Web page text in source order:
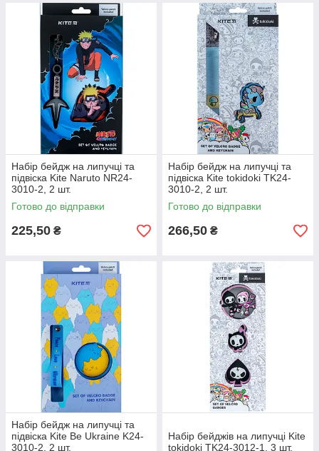
Набір бейдж на липучці та
підвіска Kite Naruto NR24-
3010-2, 2 шт.
Готово до відправки
225,50 ₴
Набір бейдж на липучці та
підвіска Kite tokidoki TK24-
3010-2, 2 шт.
Готово до відправки
266,50 ₴
Набір бейдж на липучці та
підвіска Kite Be Ukraine K24-
3010-2, 2 шт.
Набір бейджів на липучці Kite
tokidoki TK24-3012-1, 3 шт.